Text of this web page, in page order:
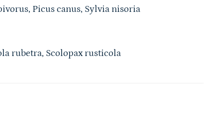
Picus canus, Sylvia nisoria
rubetra, Scolopax rusticola